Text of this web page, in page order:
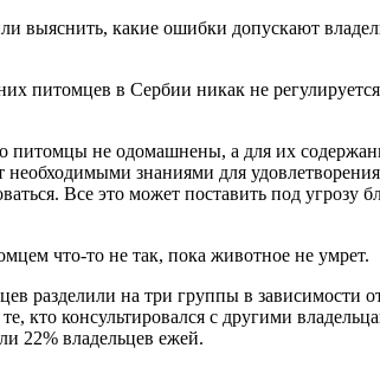
выяснить, какие ошибки допускают
питомцев в Сербии никак не
не одомашнены, а для их
знаниями для
Все это может поставить под угрозу
что-то не так, пока животное не умрет.
разделили на три группы в зависимости
кто консультировался с другими
22% владельцев ежей.